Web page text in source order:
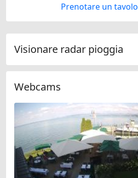
Prenotare un tavolo
Visionare radar pioggia
Webcams